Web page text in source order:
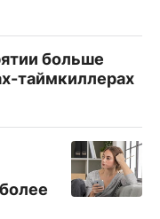
больше
таймкиллерах